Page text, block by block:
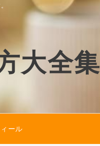
大全集
ール